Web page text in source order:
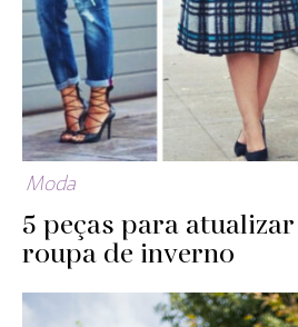
Moda
5 peças para
roupa de inverno